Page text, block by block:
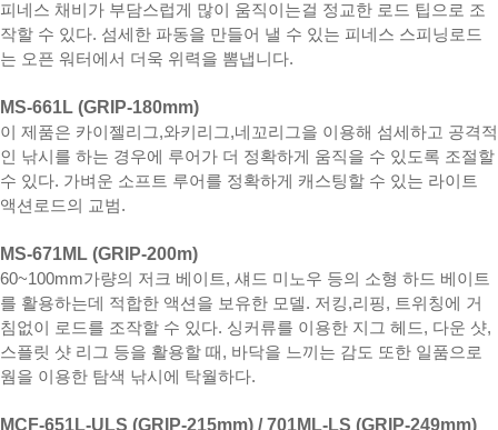
피네스 채비가 부담스럽게 많이 움직이는걸 정교한 로드 팁으로 조
작할 수 있다. 섬세한 파동을 만들어 낼 수 있는 피네스 스피닝로드
는 오픈 워터에서 더욱 위력을 뽐냅니다.
MS-661L (GRIP-180mm)
이 제품은 카이젤리그,와키리그,네꼬리그을 이용해 섬세하고 공격적
인 낚시를 하는 경우에 루어가 더 정확하게 움직을 수 있도록 조절할
수 있다. 가벼운 소프트 루어를 정확하게 캐스팅할 수 있는 라이트
액션로드의 교범.
MS-671ML (GRIP-200m)
60~100mm가량의 저크 베이트, 섀드 미노우 등의 소형 하드 베이트
를 활용하는데 적합한 액션을 보유한 모델. 저킹,리핑, 트위칭에 거
침없이 로드를 조작할 수 있다. 싱커류를 이용한 지그 헤드, 다운 샷,
스플릿 샷 리그 등을 활용할 때, 바닥을 느끼는 감도 또한 일품으로
웜을 이용한 탐색 낚시에 탁월하다.
MCF-651L-ULS (GRIP-215mm) / 701ML-LS (GRIP-249mm)